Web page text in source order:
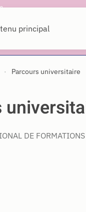
principal
Parcours universitaire
DE FORMATIONS